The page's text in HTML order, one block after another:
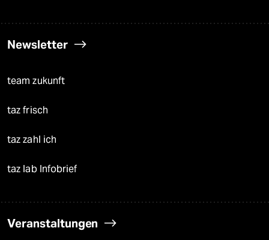
Newsletter
team zukunft
taz frisch
taz zahl ich
taz lab Infobrief
Veranstaltungen